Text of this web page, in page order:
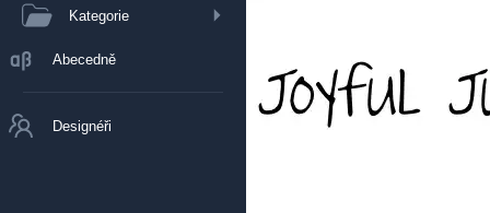
Kategorie
Abecedně
Designéři